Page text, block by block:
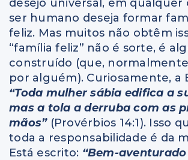
desejo universal, em qualquer
ser humano deseja formar
feliz. Mas muitos não obtêm
“família feliz” não é sorte, é
construído (que,
por alguém). Curiosamente, a
“Toda mulher sábia edifica a
mas a tola a derruba com as
mãos”(Provérbios 14:1). Isso
toda a responsabilidade é da
Está escrito: “Bem-